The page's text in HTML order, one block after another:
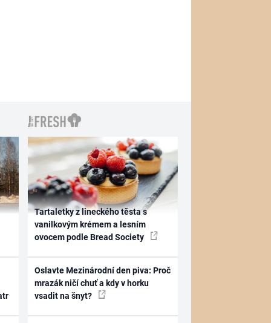
Tartaletky z lineckého těsta s
vanilkovým krémem a lesním
ovocem podle Bread Society
Oslavte Mezinárodní den piva: Proč
mrazák ničí chuť a kdy v horku
vsadit na šnyt?